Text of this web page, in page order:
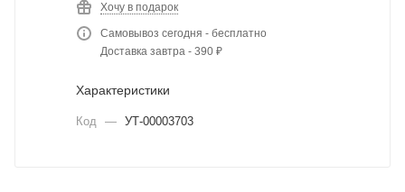
Хочу в подарок
Самовывоз сегодня - бесплатно
Доставка завтра - 390 ₽
Характеристики
Код — УТ-00003703